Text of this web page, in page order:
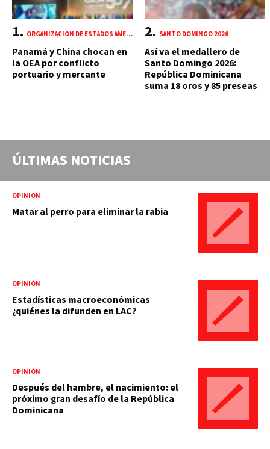
ORGANIZACIÓN DE ESTADOS AMERICANOS (OEA)
Panamá y China chocan en
la OEA por conflicto
portuario y mercante
SANTO DOMINGO 2026
Así va el medallero de
Santo Domingo 2026:
República Dominicana
suma 18 oros y 85 preseas
ÚLTIMAS NOTICIAS
OPINIÓN
Matar al perro para eliminar la rabia
OPINIÓN
Estadísticas macroeconómicas
¿quiénes la difunden en LAC?
OPINIÓN
Después del hambre, el nacimiento: el
próximo gran desafío de la República
Dominicana